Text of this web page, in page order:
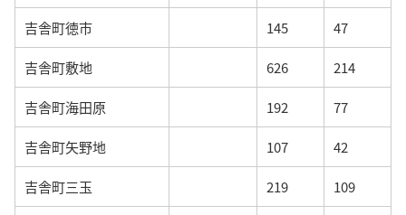
吉舎町徳市 145 47
吉舎町敷地 626 214
吉舎町海田原 192 77
吉舎町矢野地 107 42
吉舎町三玉 219 109